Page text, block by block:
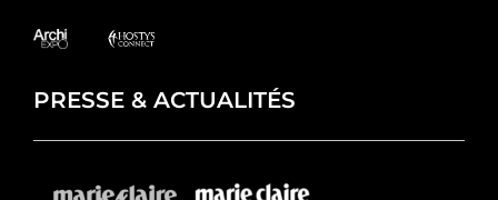
PRESSE & ACTUALITÉS